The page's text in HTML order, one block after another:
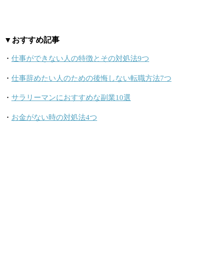
▼おすすめ記事
・ 仕事ができない人の特徴とその対処法9つ
・ 仕事辞めたい人のための後悔しない転職方法7つ
・ サラリーマンにおすすめな副業10選
・ お金がない時の対処法4つ